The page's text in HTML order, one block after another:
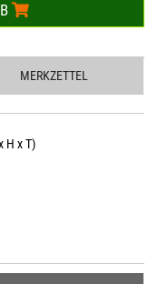
MERKZETTEL
H x T)